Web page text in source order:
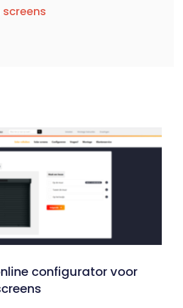
screens
configurator voor